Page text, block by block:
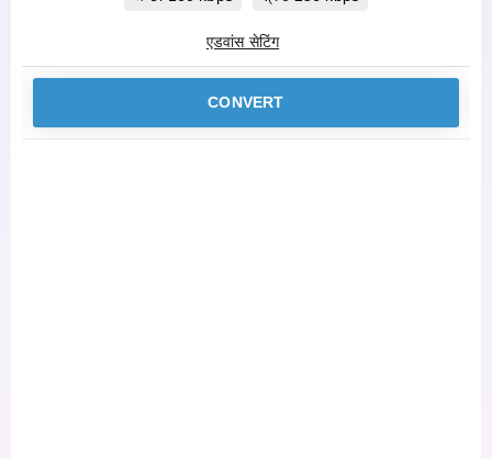
एडवांस सेटिंग
CONVERT